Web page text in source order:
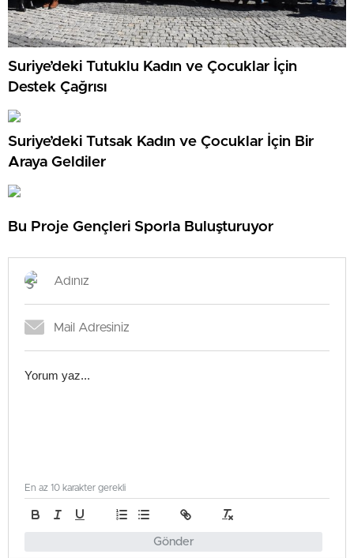
Suriye’deki Tutuklu Kadın ve Çocuklar İçin
Destek Çağrısı
Suriye’deki Tutsak Kadın ve Çocuklar İçin Bir
Araya Geldiler
Bu Proje Gençleri Sporla Buluşturuyor
Gönder
En az 10 karakter gerekli